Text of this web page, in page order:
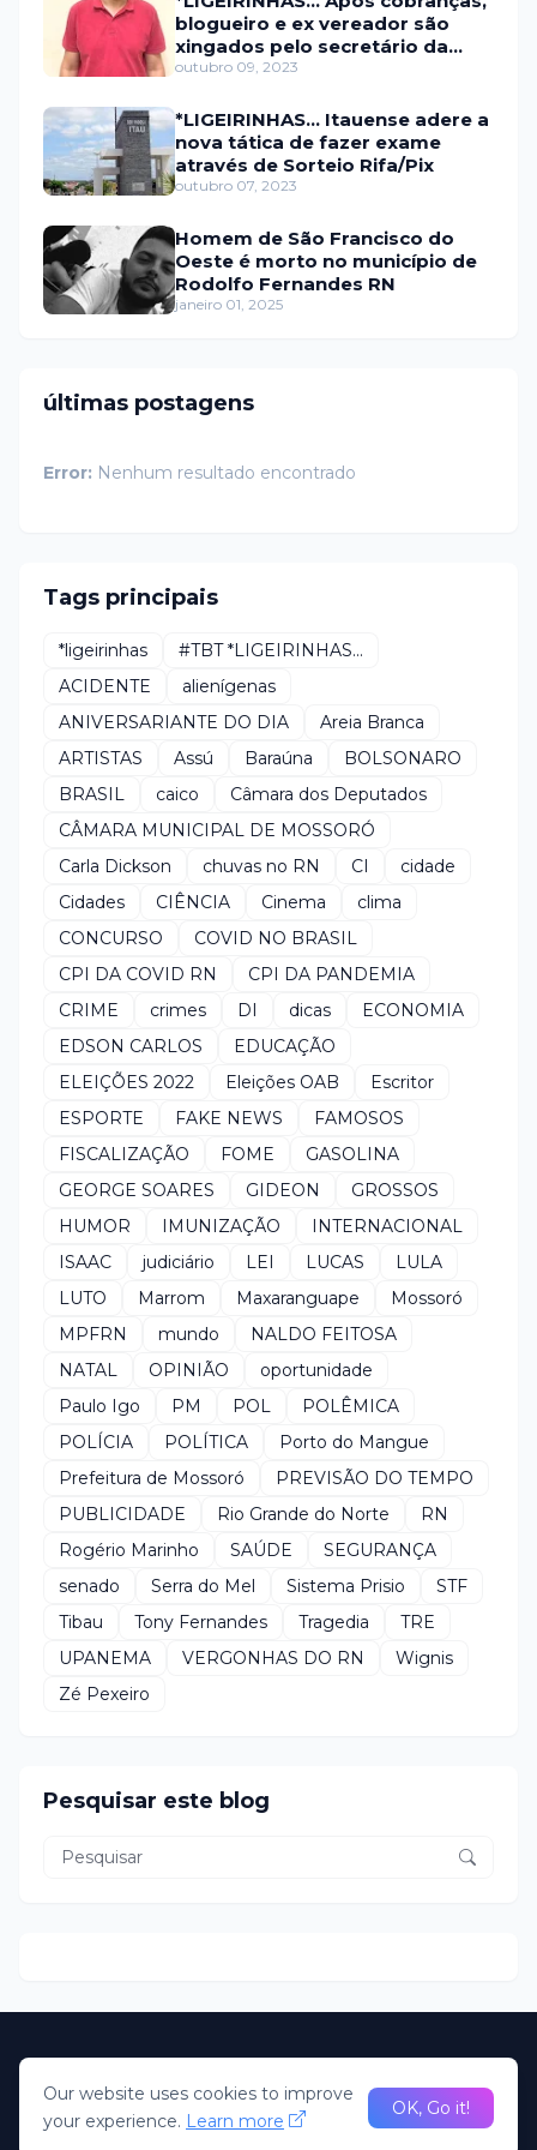
blogueiro e ex vereador são
xingados pelo secretário da
prefeitura de Itaú
outubro 09, 2023
*LIGEIRINHAS... Itauense adere a
nova tática de fazer exame
através de Sorteio Rifa/Pix
outubro 07, 2023
Homem de São Francisco do
Oeste é morto no município de
Rodolfo Fernandes RN
janeiro 01, 2025
últimas postagens
Error: Nenhum resultado encontrado
Tags principais
*ligeirinhas
#TBT *LIGEIRINHAS...
ACIDENTE
alienígenas
ANIVERSARIANTE DO DIA
Areia Branca
ARTISTAS
Assú Baraúna
BOLSONARO
BRASIL
caico
Câmara dos Deputados
CÂMARA MUNICIPAL DE MOSSORÓ
Carla Dickson
chuvas no RN CI
cidade
Cidades
CIÊNCIA Cinema
clima
CONCURSO
COVID NO BRASIL
CPI DA COVID RN
CPI DA PANDEMIA
CRIME
crimes DI dicas
ECONOMIA
EDSON CARLOS
EDUCAÇÃO
ELEIÇÕES 2022
Eleições OAB
Escritor
ESPORTE
FAKE NEWS
FAMOSOS
FISCALIZAÇÃO
FOME
GASOLINA
GEORGE SOARES
GIDEON
GROSSOS
HUMOR
IMUNIZAÇÃO
INTERNACIONAL
ISAAC
judiciário LEI LUCAS
LULA
LUTO
Marrom Maxaranguape
Mossoró
MPFRN
mundo
NALDO FEITOSA
NATAL
OPINIÃO
oportunidade
Paulo Igo
PM POL
POLÊMICA
POLÍCIA
POLÍTICA
Porto do Mangue
Prefeitura de Mossoró
PREVISÃO DO TEMPO
PUBLICIDADE
Rio Grande do Norte
RN
Rogério Marinho
SAÚDE
SEGURANÇA
senado
Serra do Mel Sistema Prisio
STF
Tibau
Tony Fernandes Tragedia
TRE
UPANEMA
VERGONHAS DO RN
Wignis
Zé Pexeiro
Pesquisar este blog
desenvolvido Pela R2N. Todos direitos Reservados; Portal
Claudio Oliveira
HomeAbout Us
Our website uses cookies to improve
your experience. Learn more
OK, Go it!